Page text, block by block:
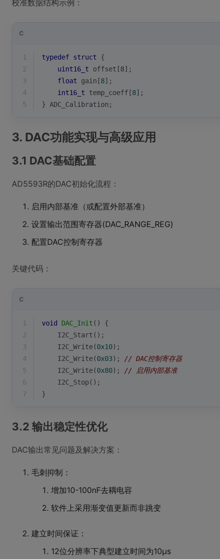
校准数据结构示例：
C
1 typedef struct {
2
uint16_t offset[8];
3
float gain[8];
4
int16_t temp_coeff[8];
5
} ADC_Calibration;
3. DAC功能实现与高级应用
3.1 DAC基础配置
AD5593R的DAC初始化流程：
启用内部基准（或配置外部基准）
设置输出范围寄存器(DAC_RANGE_REG)
配置DAC控制寄存器
关键代码：
C
1 void DAC_Init ()
{
2
    I2C_Start();
3
    I2C_Write(
0x10);
4
    I2C_Write(
0x03); // DAC控制寄存器
5
    I2C_Write(
0x80); // 启用内部基准
6
    I2C_Stop();
7
}
3.2 输出稳定性优化
DAC输出常见问题及解决方案：
毛刺抑制：
增加10-100nF去耦电容
软件上采用渐变值更新而非跳变
建立时间保证：
12位分辨率下典型建立时间为10μs